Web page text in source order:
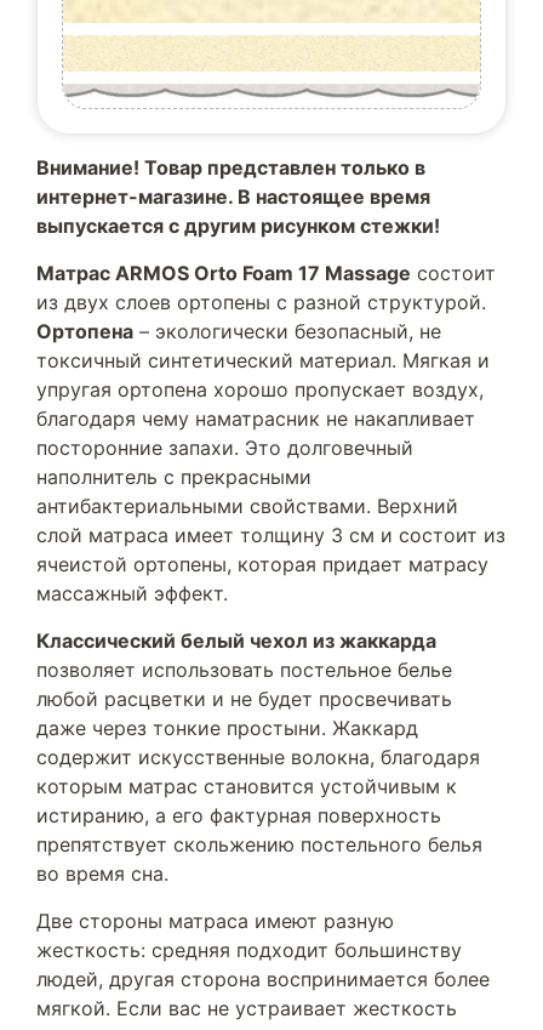
Внимание! Товар представлен только в
интернет-магазине. В настоящее время
выпускается с другим рисунком стежки!
Матрас ARMOS Orto Foam 17 Massage состоит
из двух слоев ортопены с разной структурой.
Ортопена – экологически безопасный, не
токсичный синтетический материал. Мягкая и
упругая ортопена хорошо пропускает воздух,
благодаря чему наматрасник не накапливает
посторонние запахи. Это долговечный
наполнитель с прекрасными
антибактериальными свойствами. Верхний
слой матраса имеет толщину 3 см и состоит из
ячеистой ортопены, которая придает матрасу
массажный эффект.
Классический белый чехол из жаккарда
позволяет использовать постельное белье
любой расцветки и не будет просвечивать
даже через тонкие простыни. Жаккард
содержит искусственные волокна, благодаря
которым матрас становится устойчивым к
истиранию, а его фактурная поверхность
препятствует скольжению постельного белья
во время сна.
Две стороны матраса имеют разную
жесткость: средняя подходит большинству
людей, другая сторона воспринимается более
мягкой. Если вас не устраивает жесткость